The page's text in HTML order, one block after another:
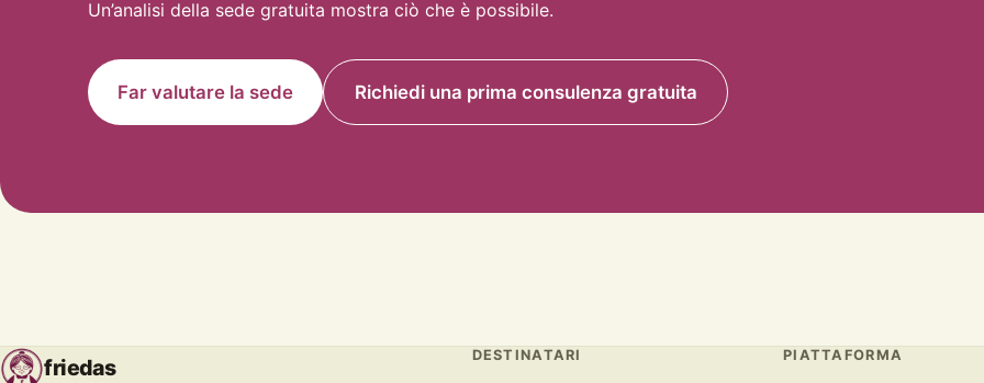
Un’analisi della sede gratuita mostra ciò che è possibile.
Far valutare la sede Richiedi una prima consulenza gratuita
friedas DESTINATARI PIATTAFORMA